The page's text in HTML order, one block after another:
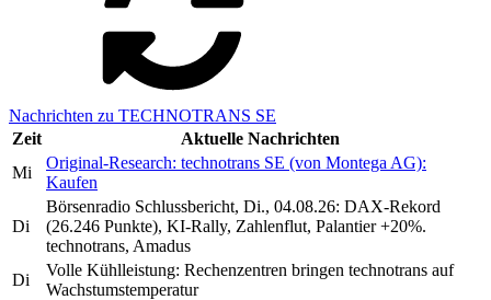
Nachrichten zu TECHNOTRANS SE
Zeit
Aktuelle Nachrichten
Mi
Original-Research: technotrans SE (von Montega AG):
Kaufen
Di
Börsenradio Schlussbericht, Di., 04.08.26: DAX-Rekord
(26.246 Punkte), KI-Rally, Zahlenflut, Palantier +20%.
technotrans, Amadus
Di
Volle Kühlleistung: Rechenzentren bringen technotrans auf
Wachstumstemperatur